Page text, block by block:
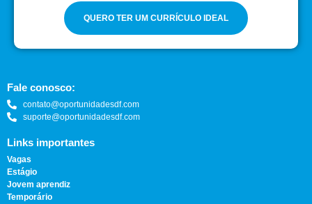
QUERO TER UM CURRÍCULO IDEAL
Fale conosco:
contato@oportunidadesdf.com
suporte@oportunidadesdf.com
Links importantes
Vagas
Estágio
Jovem aprendiz
Temporário